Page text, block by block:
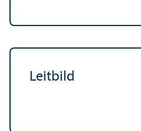
Leitbild